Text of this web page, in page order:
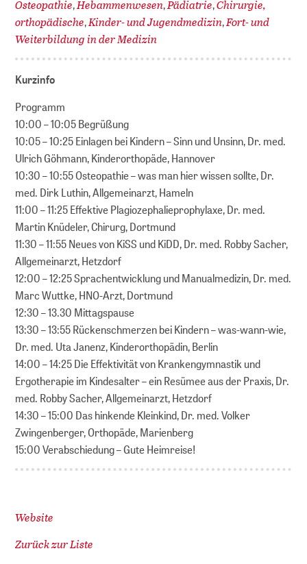
Osteopathie,Hebammenwesen,Pädiatrie,Chirurgie,
orthopädische,Kinder- und Jugendmedizin,Fort- und
Weiterbildung in der Medizin
Kurzinfo
Programm
10:00 – 10:05 Begrüßung
10:05 – 10:25 Einlagen bei Kindern – Sinn und Unsinn, Dr. med.
Ulrich Göhmann, Kinderorthopäde, Hannover
10:30 – 10:55 Osteopathie – was man hier wissen sollte, Dr.
med. Dirk Luthin, Allgemeinarzt, Hameln
11:00 – 11:25 Effektive Plagiozephalieprophylaxe, Dr. med.
Martin Knüdeler, Chirurg, Dortmund
11:30 – 11:55 Neues von KiSS und KiDD, Dr. med. Robby Sacher,
Allgemeinarzt, Hetzdorf
12:00 – 12:25 Sprachentwicklung und Manualmedizin, Dr. med.
Marc Wuttke, HNO-Arzt, Dortmund
12:30 – 13.30 Mittagspause
13:30 – 13:55 Rückenschmerzen bei Kindern – was-wann-wie,
Dr. med. Uta Janenz, Kinderorthopädin, Berlin
14:00 – 14:25 Die Effektivität von Krankengymnastik und
Ergotherapie im Kindesalter – ein Resümee aus der Praxis, Dr.
med. Robby Sacher, Allgemeinarzt, Hetzdorf
14:30 – 15:00 Das hinkende Kleinkind, Dr. med. Volker
Zwingenberger, Orthopäde, Marienberg
15:00 Verabschiedung – Gute Heimreise!
Website
Zurück zur Liste